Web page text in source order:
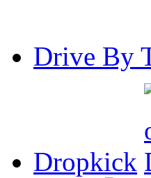
Drive By
Dropkick